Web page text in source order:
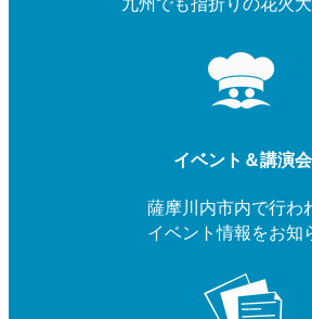
イベント＆講演会
薩摩川内市内で行わ
イベント情報をお知